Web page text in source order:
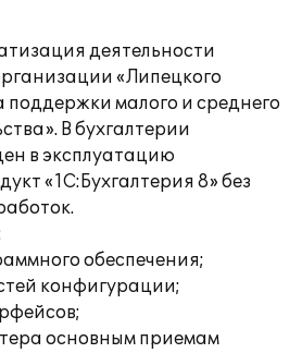
деятельности
«Липецкого
малого и среднего
В бухгалтерии
в эксплуатацию
«1C:Бухгалтерия 8» без
обеспечения;
конфигурации;
основным приемам